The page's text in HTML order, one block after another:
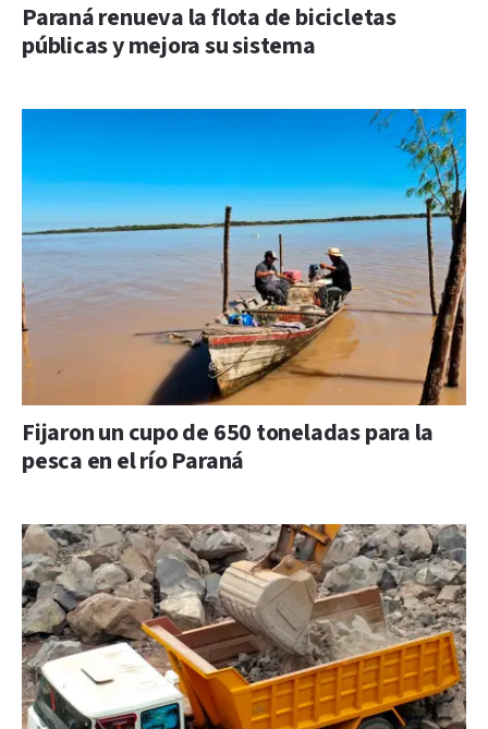
Paraná renueva la flota de bicicletas
públicas y mejora su sistema
Fijaron un cupo de 650 toneladas para la
pesca en el río Paraná